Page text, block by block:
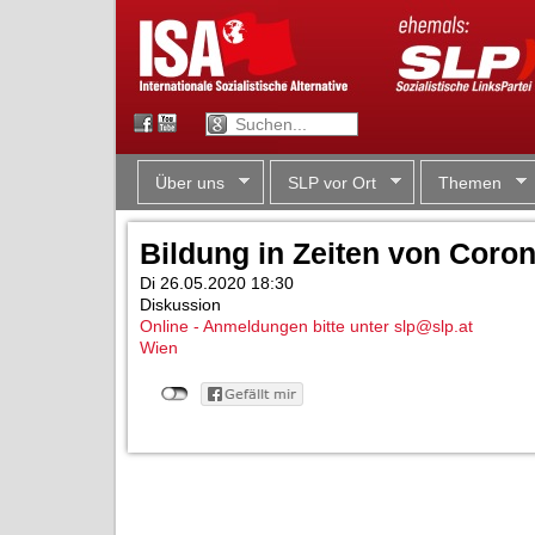
Über uns SLP vor Ort Themen
Bildung in Zeiten von
Di 26.05.2020 18:30
Diskussion
Online - Anmeldungen bitte unter slp@slp.at
Wien